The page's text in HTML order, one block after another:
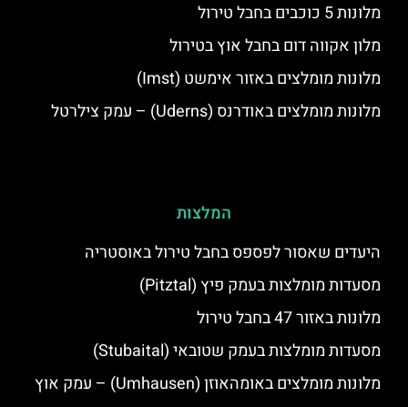
מלונות 5 כוכבים בחבל טירול
מלון אקווה דום בחבל אוץ בטירול
מלונות מומלצים באזור אימשט (Imst)
מלונות מומלצים באודרנס (Uderns) – עמק צילרטל
המלצות
היעדים שאסור לפספס בחבל טירול באוסטריה
מסעדות מומלצות בעמק פיץ (Pitztal)
מלונות באזור 47 בחבל טירול
מסעדות מומלצות בעמק שטובאי (Stubaital)
מלונות מומלצים באומהאוזן (Umhausen) – עמק אוץ